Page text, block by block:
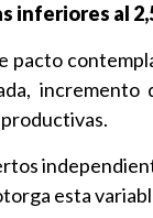
inferiores al
pacto
esta